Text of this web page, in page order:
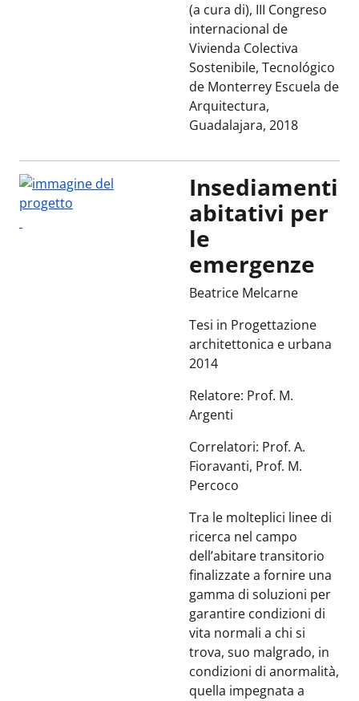
(a cura di), III Congreso
internacional de
Vivienda Colectiva
Sostenibile, Tecnológico
de Monterrey Escuela de
Arquitectura,
Guadalajara, 2018
Insediamenti
abitativi per
le
emergenze
Beatrice Melcarne
Tesi in Progettazione
architettonica e urbana
2014
Relatore: Prof. M.
Argenti
Correlatori: Prof. A.
Fioravanti, Prof. M.
Percoco
Tra le molteplici linee di
ricerca nel campo
dell’abitare transitorio
finalizzate a fornire una
gamma di soluzioni per
garantire condizioni di
vita normali a chi si
trova, suo malgrado, in
condizioni di anormalità,
quella impegnata a